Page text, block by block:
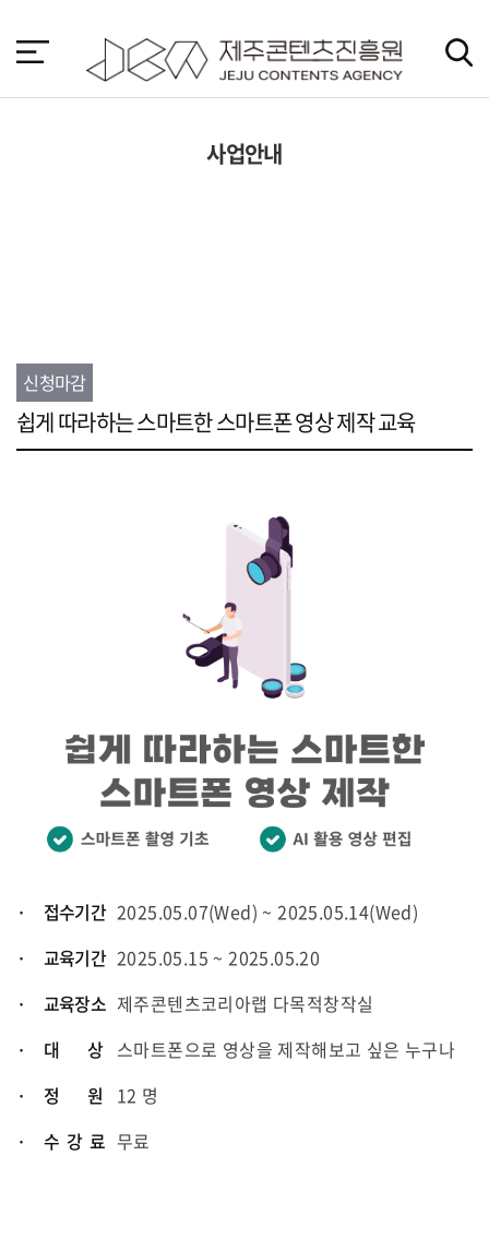
바
가
사업안내
신청마감
쉽게 따라하는 스마트한 스마트폰 영상 제작 교육
· 접수기간 2025.05.07(Wed) ~ 2025.05.14(Wed)
· 교육기간 2025.05.15 ~ 2025.05.20
· 교육장소 제주콘텐츠코리아랩 다목적창작실
· 대 상 스마트폰으로 영상을 제작해보고 싶은 누구나
· 정 원
12 명
· 수 강 료 무료